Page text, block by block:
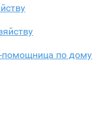
помощница по дому